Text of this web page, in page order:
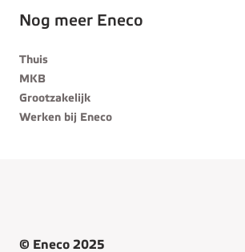
Nog meer Eneco
Thuis
MKB
Grootzakelijk
Werken bij Eneco
© Eneco 2025